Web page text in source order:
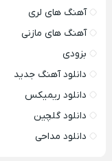
آهنگ های لری
آهنگ های مازنی
بزودی
دانلود آهنگ جدید
دانلود ریمیکس
دانلود گلچین
دانلود مداحی